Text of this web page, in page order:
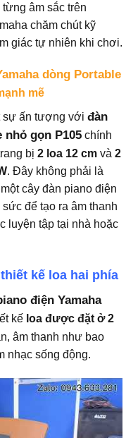
âm sắc trên
chăm chút kỹ
giác tự nhiên khi chơi.
dòng Portable
mẽ
sự ấn tượng với đàn
nhỏ gọn P105 chính
bị 2 loa 12 cm và 2
. Đây không phải là
cây đàn piano điện
sức để tạo ra âm thanh
luyện tập tại nhà hoặc
kế loa hai phía
điện Yamaha
kế loa được đặt ở 2
âm thanh như bao
nhạc sống động.